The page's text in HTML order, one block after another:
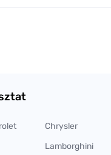
Chrysler
Lamborghini